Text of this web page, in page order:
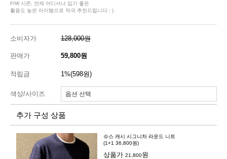
F/W 시즌, 언제 어디서나 입기 좋은
활용도 높은 아이템으로 적극 추천드립니다 : )
소비자가 128,000원
판매가 59,800원
적립금 1%(598원)
색상/사이즈
추가 구성 상품
슈스 캐시 시그니처 라운드 니트
(1+1 36,800원)
상품가 21,800원